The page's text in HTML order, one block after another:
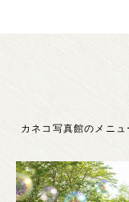
カネコ写真館のメニ